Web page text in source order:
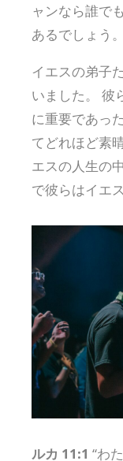
ャンなら誰で
あるでしょう。
イエスの弟子
いました。 彼
に重要であっ
てどれほど素
エスの人生の
で彼らはイエ
ルカ 11:1 “わ